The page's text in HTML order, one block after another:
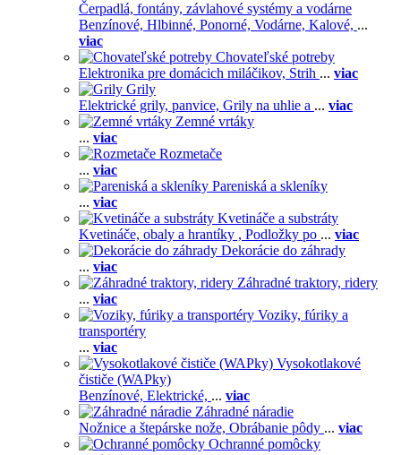
Čerpadlá, fontány, závlahové systémy a vodárne
Benzínové, Hlbinné, Ponorné, Vodárne, Kalové, ...
viac
Chovateľské potreby
Elektronika pre domácich miláčikov, Strih ... viac
Grily
Elektrické grily, panvice, Grily na uhlie a ... viac
Zemné vrtáky
... viac
Rozmetače
... viac
Pareniská a skleníky
... viac
Kvetináče a substráty
Kvetináče, obaly a hrantíky , Podložky po ... viac
Dekorácie do záhrady
... viac
Záhradné traktory, ridery
... viac
Voziky, fúriky a
transportéry
... viac
Vysokotlakové
čističe (WAPky)
Benzínové, Elektrické, ... viac
Záhradné náradie
Nožnice a štepárske nože, Obrábanie pôdy ... viac
Ochranné pomôcky